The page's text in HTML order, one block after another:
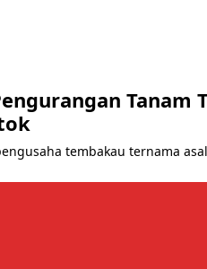
tembakau ternama